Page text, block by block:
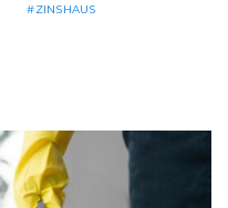
ZINSHAUS